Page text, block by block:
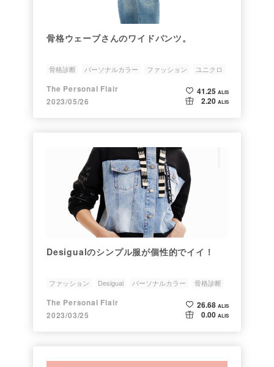
骨格ウェーブさんのワイドパンツ。
骨格診断 パーソナルカラー ファッション
ユニクロ
ワイドパンツ
The Personal Flair
2023/05/26
41.25 ALIS
2.20 ALIS
Desigualのシンプル服が個性的でイイ！
ファッション Desigual パーソナルカラー
骨格診断
イメチェン
The Personal Flair
2023/03/25
26.68 ALIS
0.00 ALIS